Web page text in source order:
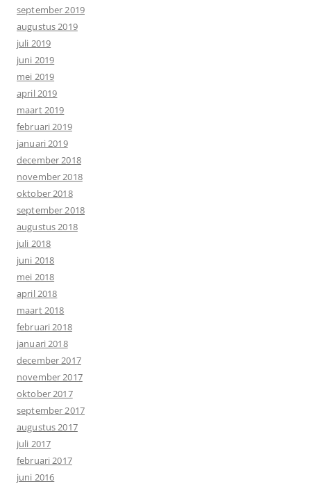
september 2019
augustus 2019
juli 2019
juni 2019
mei 2019
april 2019
maart 2019
februari 2019
januari 2019
december 2018
november 2018
oktober 2018
september 2018
augustus 2018
juli 2018
juni 2018
mei 2018
april 2018
maart 2018
februari 2018
januari 2018
december 2017
november 2017
oktober 2017
september 2017
augustus 2017
juli 2017
februari 2017
juni 2016